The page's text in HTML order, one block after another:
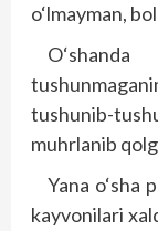
o‘lmayman,
tushunib-
muhrlanib
Yana o‘sha
kayvonilari